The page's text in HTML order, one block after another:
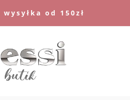
wysyłka od 150zł